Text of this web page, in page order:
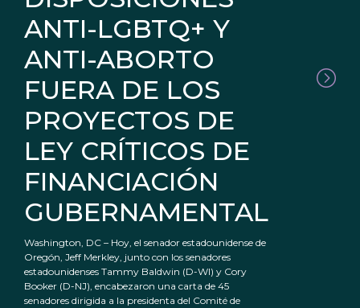
ANTI-LGBTQ+ Y
ANTI-ABORTO
FUERA DE LOS
PROYECTOS DE
LEY CRÍTICOS DE
FINANCIACIÓN
GUBERNAMENTAL
Washington, DC – Hoy, el senador estadounidense de
Oregón, Jeff Merkley, junto con los senadores
estadounidenses Tammy Baldwin (D-WI) y Cory
Booker (D-NJ), encabezaron una carta de 45
senadores dirigida a la presidenta del Comité de